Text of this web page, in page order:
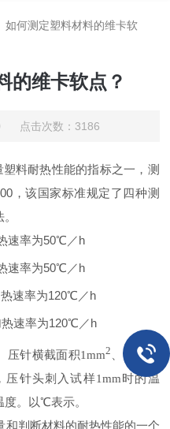
如何测定塑料材料的维卡软
的维卡软点？
点击次数：3186
料耐热性能的指标之一，测
，该国家标准规定了四种测
速率为50℃／h
速率为50℃／h
速率为120℃／h
速率为120℃／h
压针横截面积1mm2
、施加于
针头刺入试样1mm时的温
度。以℃表示。
判断材料的耐热性能的一个